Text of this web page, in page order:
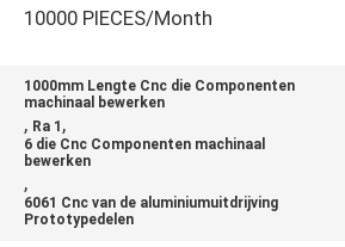
10000 PIECES/Month
1000mm Lengte Cnc die Componenten
machinaal bewerken
, Ra 1 ,
6 die Cnc Componenten machinaal
bewerken
,
6061 Cnc van de aluminiumuitdrijving
Prototypedelen